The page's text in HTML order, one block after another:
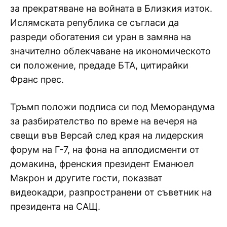
за прекратяване на войната в Близкия изток.
Ислямската република се съгласи да
разреди обогатения си уран в замяна на
значително облекчаване на икономическото
си положение, предаде БТА, цитирайки
Франс прес.
Тръмп положи подписа си под Меморандума
за разбирателство по време на вечеря на
свещи във Версай след края на лидерския
форум на Г-7, на фона на аплодисменти от
домакина, френския президент Еманюел
Макрон и другите гости, показват
видеокадри, разпространени от съветник на
президента на САЩ.